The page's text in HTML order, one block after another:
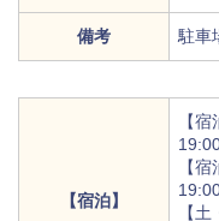
備考 駐車
【宿泊】
【
【宿
【